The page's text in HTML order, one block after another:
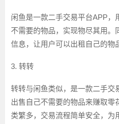
闲鱼是一款二手交易平台APP，
不需要的物品，实现物尽其用。
信息，让用户可以出租自己的物
3. 转转
转转与闲鱼类似，是一款二手交
出售自己不需要的物品来赚取零
类繁多，交易流程简单安全，为